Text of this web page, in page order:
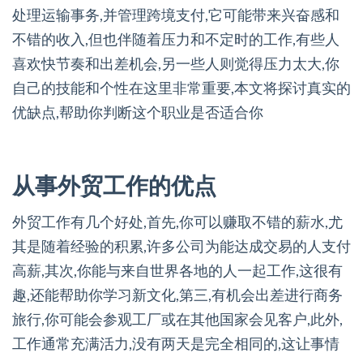
处理运输事务,并管理跨境支付,它可能带来兴奋感和
不错的收入,但也伴随着压力和不定时的工作,有些人
喜欢快节奏和出差机会,另一些人则觉得压力太大,你
自己的技能和个性在这里非常重要,本文将探讨真实的
优缺点,帮助你判断这个职业是否适合你
从事外贸工作的优点
外贸工作有几个好处,首先,你可以赚取不错的薪水,尤
其是随着经验的积累,许多公司为能达成交易的人支付
高薪,其次,你能与来自世界各地的人一起工作,这很有
趣,还能帮助你学习新文化,第三,有机会出差进行商务
旅行,你可能会参观工厂或在其他国家会见客户,此外,
工作通常充满活力,没有两天是完全相同的,这让事情